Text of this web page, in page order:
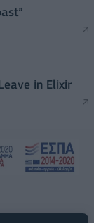
in Elixir